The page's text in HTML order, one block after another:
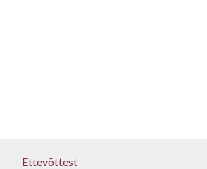
Ettevõttest